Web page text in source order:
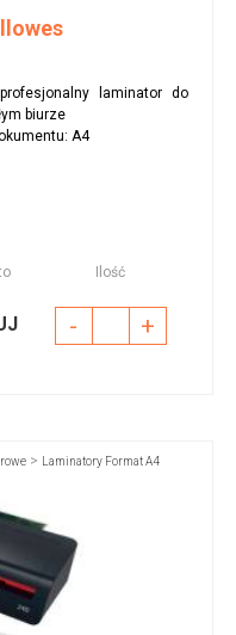
laminator do
biurze
A4
Ilość
- +
> Laminatory Format A4